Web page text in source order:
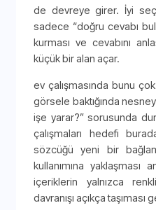
de devreye girer. İyi
sadece “doğru cevabı
kurması ve cevabını
küçük bir alan açar.
ev çalışmasında bunu
görsele baktığında
işe yarar?” sorusunda
çalışmaları hedefi
sözcüğü yeni bir
kullanımına yaklaşması
içeriklerin yalnızca
davranışı açıkça taşıması